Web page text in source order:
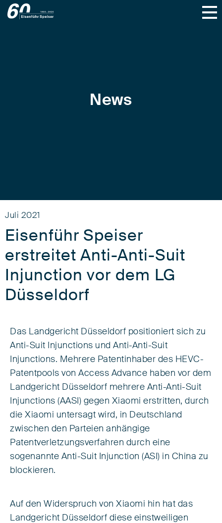
News
Juli 2021
Eisenführ Speiser
erstreitet Anti-Anti-Suit
Injunction vor dem LG
Düsseldorf
Das Landgericht Düsseldorf positioniert sich zu
Anti-Suit Injunctions und Anti-Anti-Suit
Injunctions. Mehrere Patentinhaber des HEVC-
Patentpools von Access Advance haben vor dem
Landgericht Düsseldorf mehrere Anti-Anti-Suit
Injunctions (AASI) gegen Xiaomi erstritten, durch
die Xiaomi untersagt wird, in Deutschland
zwischen den Parteien anhängige
Patentverletzungsverfahren durch eine
sogenannte Anti-Suit Injunction (ASI) in China zu
blockieren.
Auf den Widerspruch von Xiaomi hin hat das
Landgericht Düsseldorf diese einstweiligen